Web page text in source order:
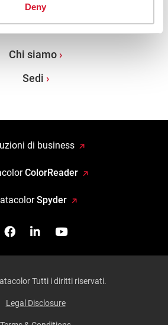
Deny
Sedi
Chi siamo
Sedi
di business
ColorReader
Spyder
FacebookSeguici su Linkedin
Guardaci su
Tutti i diritti riservati.
Legal Disclosure